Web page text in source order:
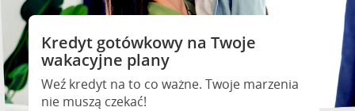
Kredyt gotówkowy na Twoje
wakacyjne plany
Weź kredyt na to co ważne. Twoje marzenia
nie muszą czekać!